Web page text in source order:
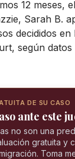
12 meses,
Sarah B.
decididos en
según datos
DE SU CASO
ante este
no son una
gratuita y
Toma